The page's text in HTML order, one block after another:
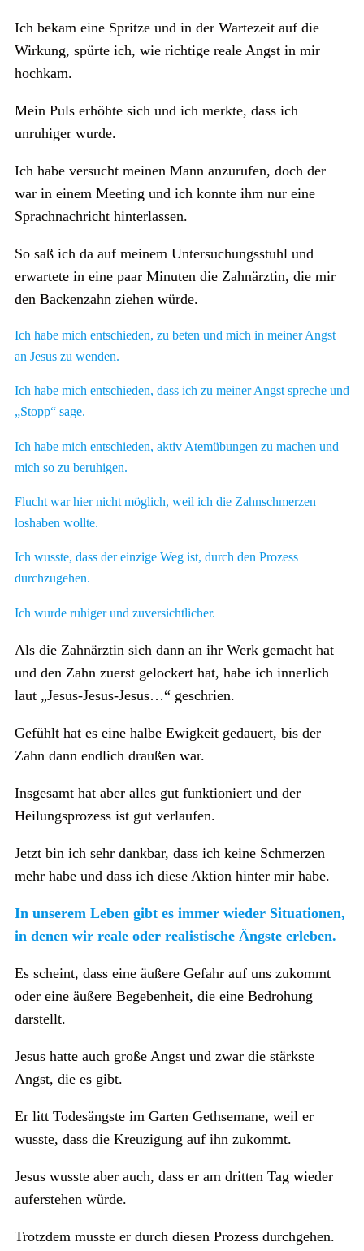
Ich bekam eine Spritze und in der Wartezeit auf die
Wirkung, spürte ich, wie richtige reale Angst in mir
hochkam.
Mein Puls erhöhte sich und ich merkte, dass ich
unruhiger wurde.
Ich habe versucht meinen Mann anzurufen, doch der
war in einem Meeting und ich konnte ihm nur eine
Sprachnachricht hinterlassen.
So saß ich da auf meinem Untersuchungsstuhl und
erwartete in eine paar Minuten die Zahnärztin, die mir
den Backenzahn ziehen würde.
Ich habe mich entschieden, zu beten und mich in meiner Angst
an Jesus zu wenden.
Ich habe mich entschieden, dass ich zu meiner Angst spreche und
„Stopp“ sage.
Ich habe mich entschieden, aktiv Atemübungen zu machen und
mich so zu beruhigen.
Flucht war hier nicht möglich, weil ich die Zahnschmerzen
loshaben wollte.
Ich wusste, dass der einzige Weg ist, durch den Prozess
durchzugehen.
Ich wurde ruhiger und zuversichtlicher.
Als die Zahnärztin sich dann an ihr Werk gemacht hat
und den Zahn zuerst gelockert hat, habe ich innerlich
laut „Jesus-Jesus-Jesus…“ geschrien.
Gefühlt hat es eine halbe Ewigkeit gedauert, bis der
Zahn dann endlich draußen war.
Insgesamt hat aber alles gut funktioniert und der
Heilungsprozess ist gut verlaufen.
Jetzt bin ich sehr dankbar, dass ich keine Schmerzen
mehr habe und dass ich diese Aktion hinter mir habe.
In unserem Leben gibt es immer wieder Situationen,
in denen wir reale oder realistische Ängste erleben.
Es scheint, dass eine äußere Gefahr auf uns zukommt
oder eine äußere Begebenheit, die eine Bedrohung
darstellt.
Jesus hatte auch große Angst und zwar die stärkste
Angst, die es gibt.
Er litt Todesängste im Garten Gethsemane, weil er
wusste, dass die Kreuzigung auf ihn zukommt.
Jesus wusste aber auch, dass er am dritten Tag wieder
auferstehen würde.
Trotzdem musste er durch diesen Prozess durchgehen.